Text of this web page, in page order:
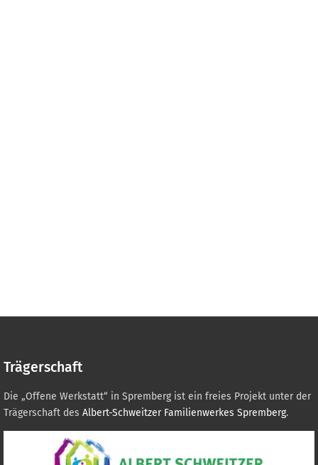
Trägerschaft
Die „Offene Werkstatt“ in Spremberg ist ein freies Projekt unter der
Trägerschaft des Albert-Schweitzer Familienwerkes Spremberg.